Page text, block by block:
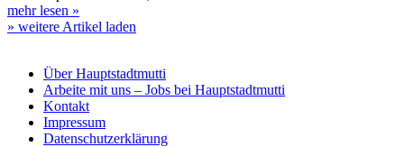
mehr lesen »
» weitere Artikel laden
Über Hauptstadtmutti
Arbeite mit uns – Jobs bei Hauptstadtmutti
Kontakt
Impressum
Datenschutzerklärung